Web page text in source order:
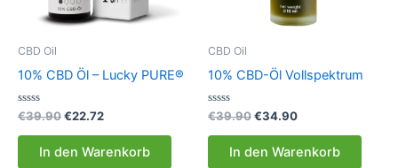
CBD Oil
10% CBD Öl – Lucky PURE®
Bewertet
mit
0
€39.90Ursprünglicher
war:
€39.90
€22.72Aktueller
€22.72.
In den Warenkorb
CBD Oil
10% CBD-Öl Vollspektrum
Bewertet
mit
0
€39.90Ursprünglicher
war:
€39.90
€34.90Aktueller
ist:
€34.90.
In den Warenkorb